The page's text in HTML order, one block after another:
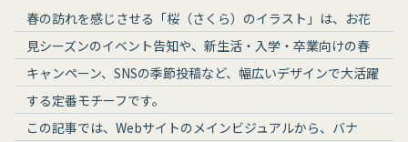
春の訪れを感じさせる「桜（さくら）のイラスト」は、お花
見シーズンのイベント告知や、新生活・入学・卒業向けの春
キャンペーン、SNSの季節投稿など、幅広いデザインで大活躍
する定番モチーフです。
この記事では、Webサイトのメインビジュアルから、バナ